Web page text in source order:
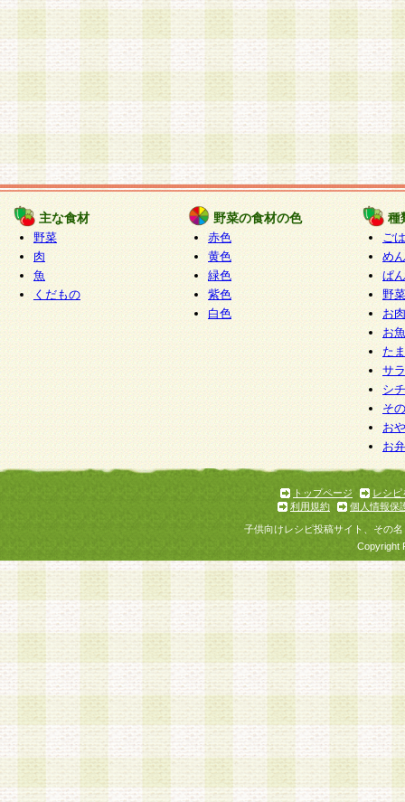
主な食材
野菜
肉
魚
くだもの
野菜の食材の色
赤色
黄色
緑色
紫色
白色
種
ご
めん
ぱん
野
お
お
た
サ
シ
そ
お
お
トップページ
レシピ
利用規約
個人情報保
子供向けレシピ投稿サイト、その
Copyright